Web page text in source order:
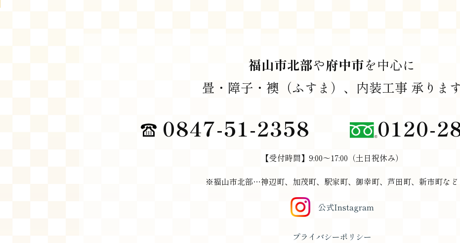
福山市北部や府中市を中心に
畳・障子・襖（ふすま）、内装工事 承りま
0847-51-2358 0120-
【受付時間】9:00～17:00（土日祝休み）
※福山市北部…神辺町、加茂町、駅家町、御幸町、芦田町、新市町など
公式Instagram
プライバシーポリシー